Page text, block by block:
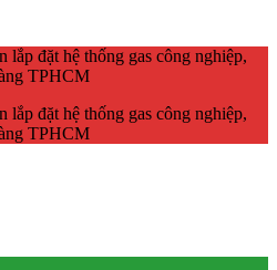
lắp đặt hệ thống gas công nghiệp,
TPHCM
lắp đặt hệ thống gas công nghiệp,
TPHCM